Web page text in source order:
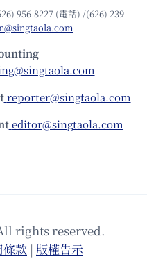
956-8227 (電話) /(626) 239-
reporter@singtaola.com
editor@singtaola.com
rights reserved.
條款 | 版權告⽰